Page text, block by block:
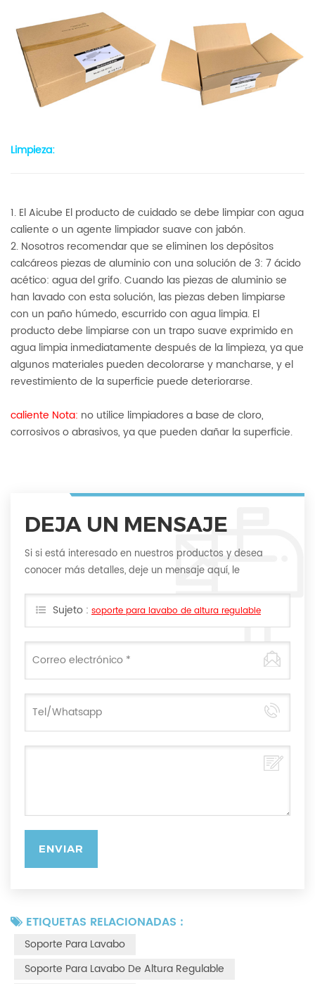
Limpieza:
1. El Aicube El producto de cuidado se debe limpiar con agua
caliente o un agente limpiador suave con jabón.
2. Nosotros recomendar que se eliminen los depósitos
calcáreos piezas de aluminio con una solución de 3: 7 ácido
acético: agua del grifo. Cuando las piezas de aluminio se
han lavado con esta solución, las piezas deben limpiarse
con un paño húmedo, escurrido con agua limpia. El
producto debe limpiarse con un trapo suave exprimido en
agua limpia inmediatamente después de la limpieza, ya que
algunos materiales pueden decolorarse y mancharse, y el
revestimiento de la superficie puede deteriorarse.
caliente Nota: no utilice limpiadores a base de cloro,
corrosivos o abrasivos, ya que pueden dañar la superficie.
DEJA UN MENSAJE
Si si está interesado en nuestros productos y desea
conocer más detalles, deje un mensaje aquí, le
Sujeto : soporte para lavabo de altura regulable
ETIQUETAS RELACIONADAS :
Soporte Para Lavabo
Soporte Para Lavabo De Altura Regulable